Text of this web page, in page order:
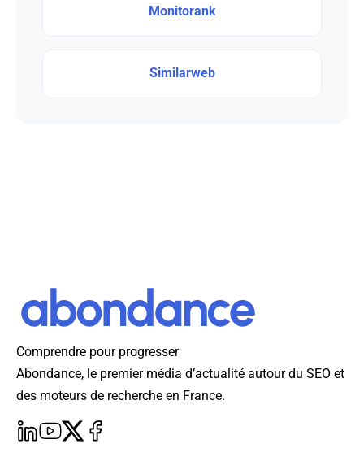
Monitorank
Similarweb
Comprendre pour progresser
Abondance, le premier média d’actualité autour du SEO et
des moteurs de recherche en France.